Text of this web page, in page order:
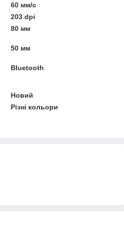
60 мм/с
203 dpi
80 мм
50 мм
Bluetooth
Новий
Різні кольори